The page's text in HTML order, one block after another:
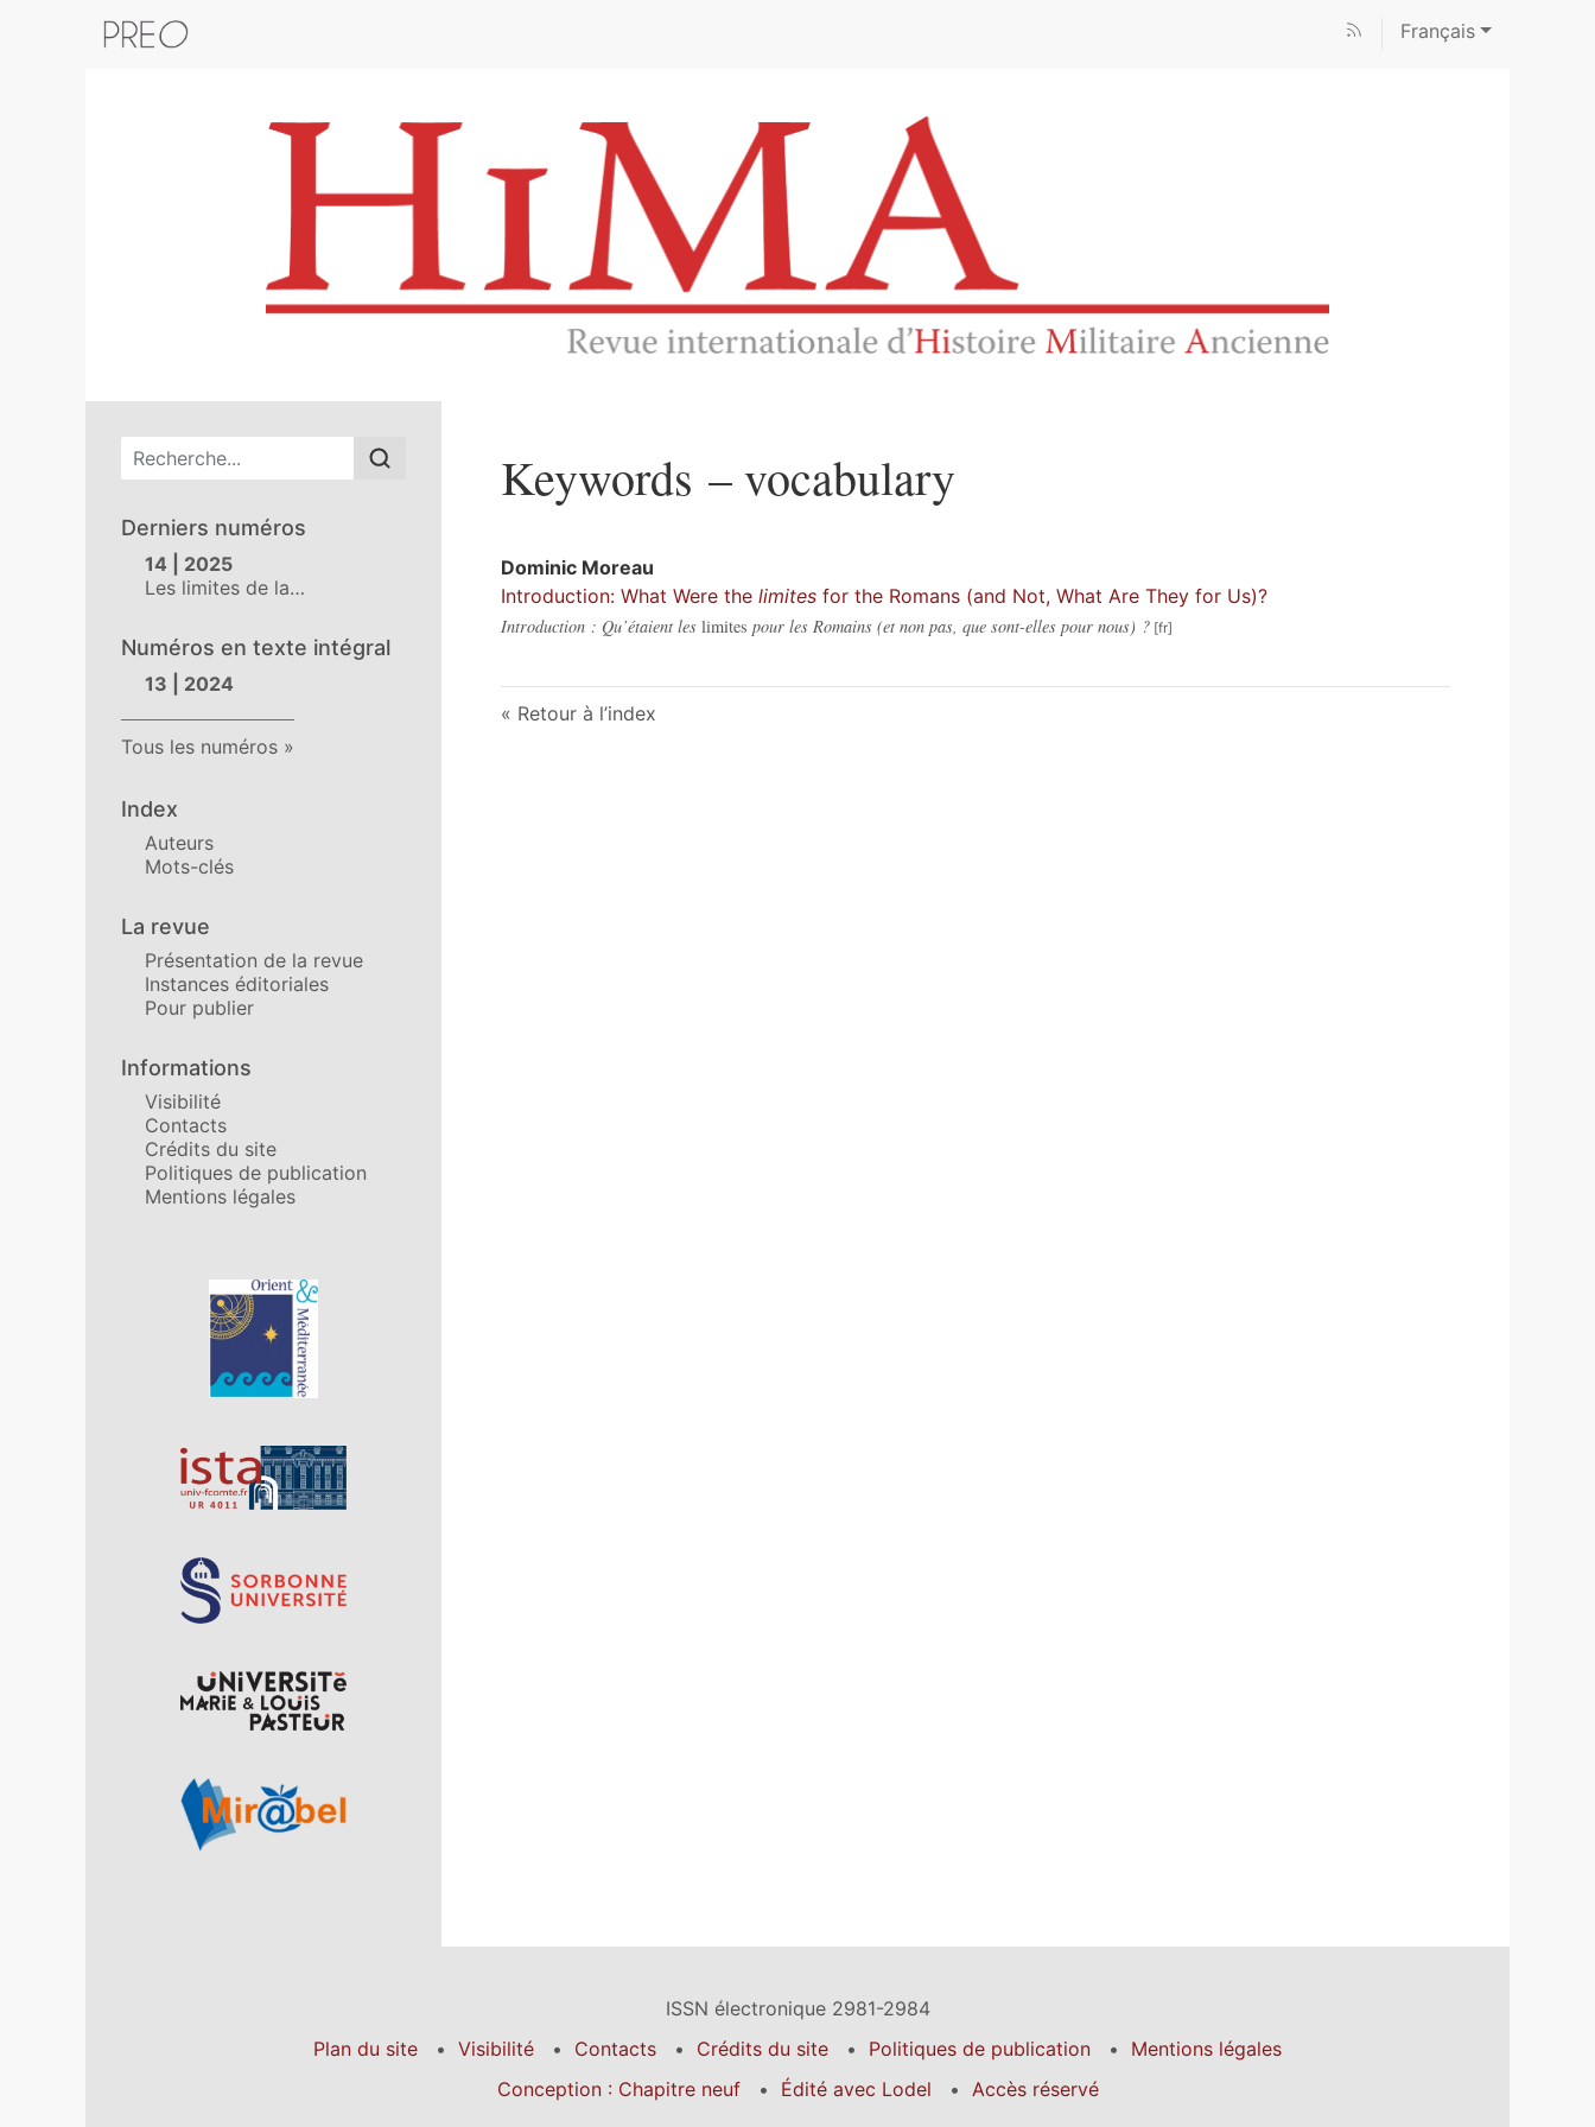
Français
Menu principal
Derniers numéros
14 | 2025
Les limites de la…
Numéros en texte intégral
13 | 2024
Tous les numéros
Index
Auteurs
Mots-clés
La revue
Présentation de la revue
Instances éditoriales
Pour publier
Informations
Visibilité
Contacts
Crédits du site
Politiques de publication
Mentions légales
Affiliations/partenaires
Keywords – vocabulary
Dominic Moreau
Introduction: What Were the limites for the Romans (and Not, What Are They for Us)?
Introduction : Qu’étaient les limites pour les Romains (et non pas, que sont-elles pour nous) ?
Retour à l’index
ISSN électronique 2981-2984
Plan du site
Visibilité Contacts Crédits du site Politiques de publication
Mentions légales
Conception : Chapitre neuf
Édité avec Lodel Accès réservé